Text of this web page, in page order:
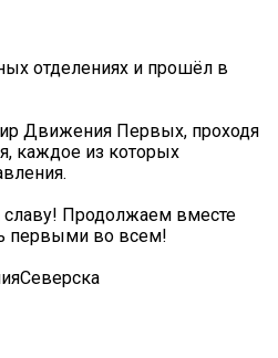
отделениях и прошёл в
Движения Первых, проходя
каждое из которых
Продолжаем вместе
первыми во всем!